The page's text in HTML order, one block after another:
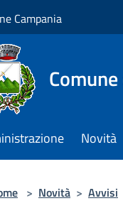
Campania
Novità
> Novità > Avvisi